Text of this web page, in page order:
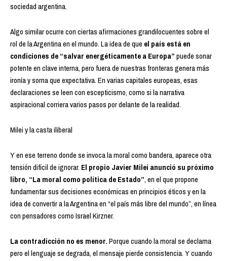
sociedad argentina.
Algo similar ocurre con ciertas afirmaciones grandilocuentes sobre el
rol de la Argentina en el mundo. Laidea de que el país está en
condiciones de “salvar energéticamente a Europa”puede sonar
potente en clave interna, pero fuera de nuestras fronteras genera más
ironía y sorna que expectativa. En varias capitales europeas, esas
declaraciones se leen con escepticismo, como si la narrativa
aspiracional corriera varios pasos por delante de la realidad.
Milei y la casta iliberal
Y en ese terreno donde se invoca la moral como bandera, aparece otra
tensión difícil de ignorar. El propio Javier Milei anunció su próximo
libro, “La moral como política de Estado”, en el que propone
fundamentar sus decisiones económicas en principios éticos y en la
idea de convertir a la Argentina en “el país más libre del mundo”, en línea
con pensadores como Israel Kirzner.
La contradicción no es menor.Porque cuando la moral se declama
pero el lenguaje se degrada, el mensaje pierde consistencia. Y cuando